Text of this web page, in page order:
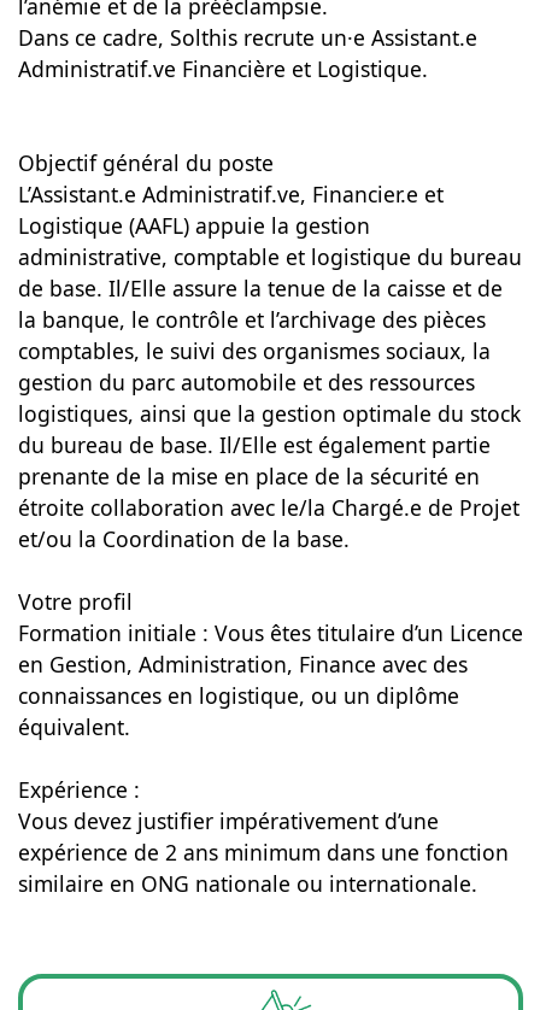
l’anémie et de la prééclampsie.
Dans ce cadre, Solthis recrute un·e Assistant.e
Administratif.ve Financière et Logistique.
Objectif général du poste
L’Assistant.e Administratif.ve, Financier.e et
Logistique (AAFL) appuie la gestion
administrative, comptable et logistique du bureau
de base. Il/Elle assure la tenue de la caisse et de
la banque, le contrôle et l’archivage des pièces
comptables, le suivi des organismes sociaux, la
gestion du parc automobile et des ressources
logistiques, ainsi que la gestion optimale du stock
du bureau de base. Il/Elle est également partie
prenante de la mise en place de la sécurité en
étroite collaboration avec le/la Chargé.e de Projet
et/ou la Coordination de la base.
Votre profil
Formation initiale : Vous êtes titulaire d’un Licence
en Gestion, Administration, Finance avec des
connaissances en logistique, ou un diplôme
équivalent.
Expérience :
Vous devez justifier impérativement d’une
expérience de 2 ans minimum dans une fonction
similaire en ONG nationale ou internationale.